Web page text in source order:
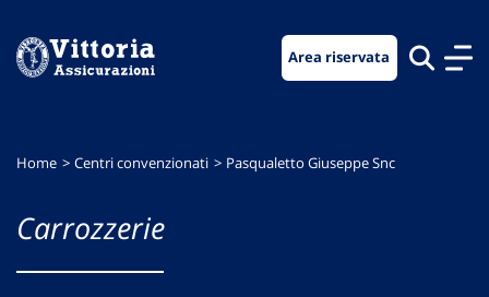
menu
contenuto
footer
Area riservata
Home Centri convenzionati Pasqualetto Giuseppe Snc
Carrozzerie